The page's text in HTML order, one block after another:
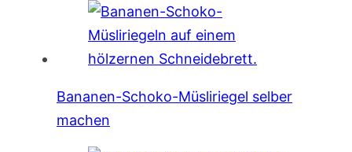
Bananen-Schoko-Müsliriegel selber
machen